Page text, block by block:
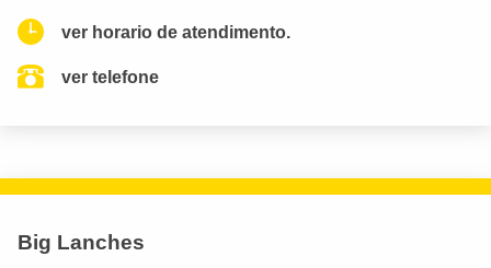
ver horario de atendimento.
ver telefone
Big Lanches